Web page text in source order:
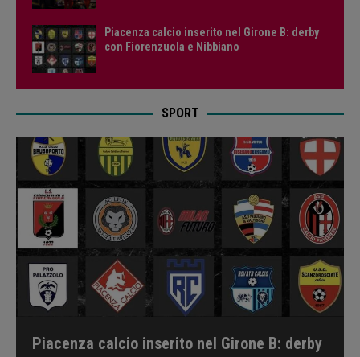
Piacenza calcio inserito nel Girone B: derby
con Fiorenzuola e Nibbiano
SPORT
Piacenza calcio inserito nel Girone B: derby